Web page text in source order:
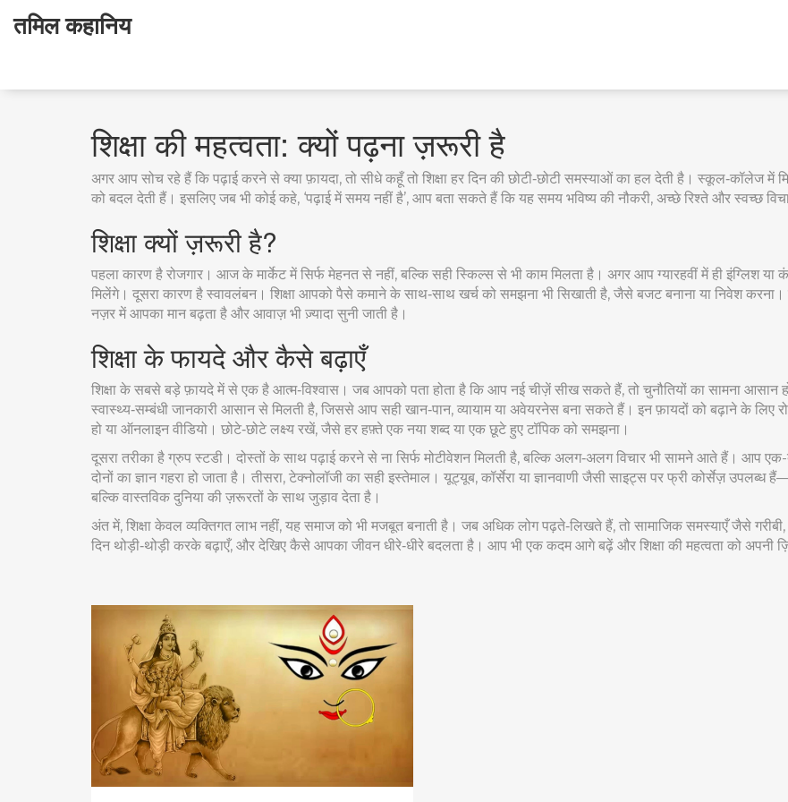
तमिल कहानिय
शिक्षा की महत्वता: क्यों पढ़ना ज़रूरी है
अगर आप सोच रहे हैं कि पढ़ाई करने से क्या फ़ायदा, तो सीधे कहूँ तो शिक्षा हर दिन की छोटी‑छोटी समस्याओं का हल देती है। स्कूल‑कॉलेज
को बदल देती हैं। इसलिए जब भी कोई कहे, ‘पढ़ाई में समय नहीं है’, आप बता सकते हैं कि यह समय भविष्य की नौकरी, अच्छे रिश्ते और स्वच्छ
शिक्षा क्यों ज़रूरी है?
पहला कारण है रोजगार। आज के मार्केट में सिर्फ मेहनत से नहीं, बल्कि सही स्किल्स से भी काम मिलता है। अगर आप ग्यारहवीं में ही इंग्लिश
मिलेंगे। दूसरा कारण है स्वावलंबन। शिक्षा आपको पैसे कमाने के साथ‑साथ खर्च को समझना भी सिखाती है, जैसे बजट बनाना या निवेश
नज़र में आपका मान बढ़ता है और आवाज़ भी ज़्यादा सुनी जाती है।
शिक्षा के फायदे और कैसे बढ़ाएँ
शिक्षा के सबसे बड़े फ़ायदे में से एक है आत्म‑विश्वास। जब आपको पता होता है कि आप नई चीज़ें सीख सकते हैं, तो चुनौतियों का सामना आसान
स्वास्थ्य‑सम्बंधी जानकारी आसान से मिलती है, जिससे आप सही खान‑पान, व्यायाम या अवेयरनेस बना सकते हैं। इन फ़ायदों को बढ़ाने के लिए
हो या ऑनलाइन वीडियो। छोटे‑छोटे लक्ष्य रखें, जैसे हर हफ़्ते एक नया शब्द या एक छूटे हुए टॉपिक को समझना।
दूसरा तरीका है ग्रुप स्टडी। दोस्तों के साथ पढ़ाई करने से ना सिर्फ मोटीवेशन मिलती है, बल्कि अलग‑अलग विचार भी सामने आते हैं। आप
दोनों का ज्ञान गहरा हो जाता है। तीसरा, टेक्नोलॉजी का सही इस्तेमाल। यूट्यूब, कॉर्सेरा या ज्ञानवाणी जैसी साइट्स पर फ्री कोर्सेज़ उपलब्ध
बल्कि वास्तविक दुनिया की ज़रूरतों के साथ जुड़ाव देता है।
अंत में, शिक्षा केवल व्यक्तिगत लाभ नहीं, यह समाज को भी मजबूत बनाती है। जब अधिक लोग पढ़ते‑लिखते हैं, तो सामाजिक समस्याएँ जैसे
दिन थोड़ी‑थोड़ी करके बढ़ाएँ, और देखिए कैसे आपका जीवन धीरे‑धीरे बदलता है। आप भी एक कदम आगे बढ़ें और शिक्षा की महत्वता को अपनी